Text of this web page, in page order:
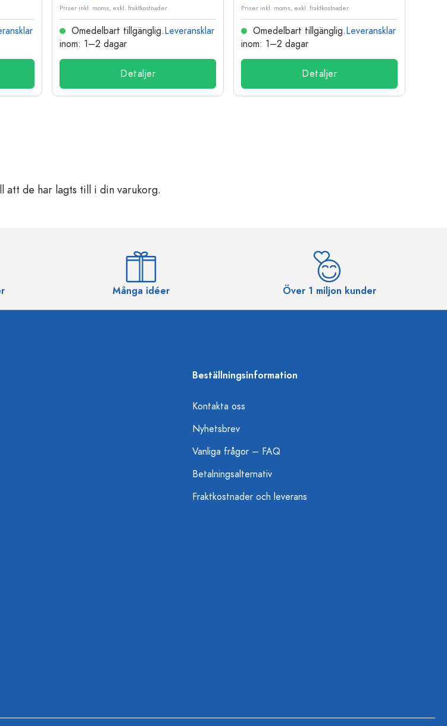
Priser inkl. moms, exkl. fraktkostnader
Omedelbart tillgänglig.Leveransklar
inom: 1–2 dagar
Detaljer
Priser inkl. moms, exkl. fraktkostnader
Omedelbart tillgänglig.Leveransklar
inom: 1–2 dagar
Detaljer
att de har lagts till i din varukorg.
Många idéer Över 1 miljon kunder
Beställningsinformation
Kontakta oss
Nyhetsbrev
Vanliga frågor – FAQ
Betalningsalternativ
Fraktkostnader och leverans